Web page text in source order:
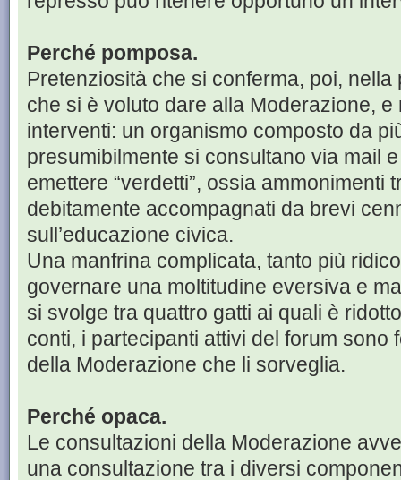
Perché pomposa.
Pretenziosità che si conferma, poi,
che si è voluto dare alla Moderazione, e
interventi: un organismo composto da
presumibilmente si consultano via mail
emettere “verdetti”, ossia ammonimenti
debitamente accompagnati da brevi
sull’educazione civica.
Una manfrina complicata, tanto più
governare una moltitudine eversiva e
si svolge tra quattro gatti ai quali è
conti, i partecipanti attivi del forum sono
della Moderazione che li sorveglia.
Perché opaca.
Le consultazioni della Moderazione
una consultazione tra i diversi